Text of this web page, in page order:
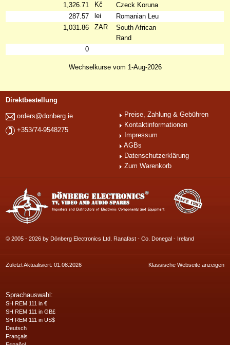
1,326.71
Kč
Czeck Koruna
287.57
lei
Romanian Leu
1,031.86
ZAR
South African
Rand
0
Wechselkurse vom 1-Aug-2026
Direktbestellung
orders@donberg.ie
+353/74-9548275
Preise, Zahlung & Gebühren
Kontaktinformationen
Impressum
AGBs
Datenschutzerklärung
Zum Warenkorb
© 2005 - 2026 by Dönberg Electronics Ltd. Ranafast - Co. Donegal - Ireland
Zuletzt Aktualisiert: 01.08.2026 Klassische Webseite anzeigen
Sprachauswahl:
SH REM 111 in €
SH REM 111 in GB£
SH REM 111 in US$
Deutsch
Français